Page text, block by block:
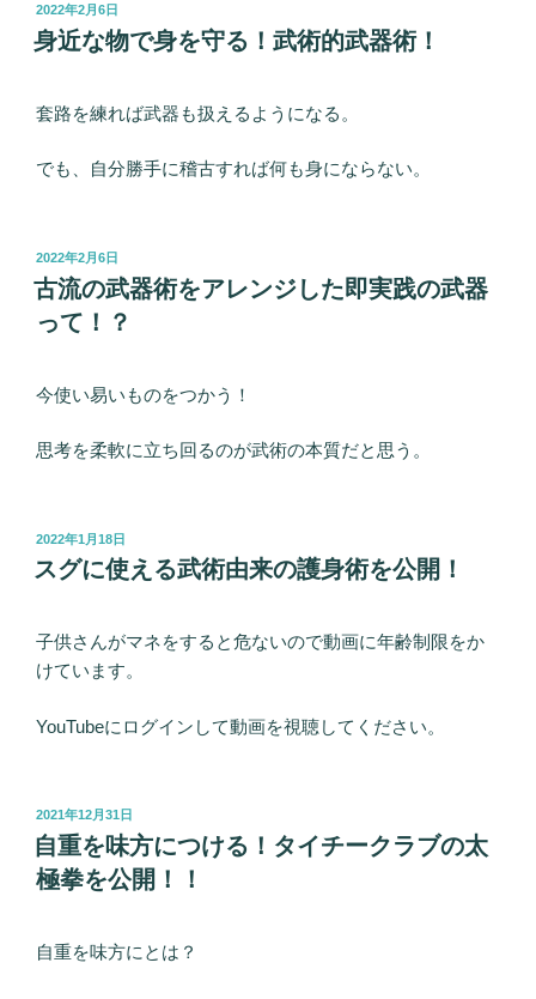
投
稿
日:
2022年2月6日
身近な物で身を守る！武術的武器術！
套路を練れば武器も扱えるようになる。
でも、自分勝手に稽古すれば何も身にならない。
投
稿
日:
2022年2月6日
古流の武器術をアレンジした即実践の武器
って！？
今使い易いものをつかう！
思考を柔軟に立ち回るのが武術の本質だと思う。
投
稿
日:
2022年1月18日
スグに使える武術由来の護身術を公開！
子供さんがマネをすると危ないので動画に年齢制限をか
けています。
YouTubeにログインして動画を視聴してください。
投
稿
日:
2021年12月31日
自重を味方につける！タイチークラブの太
極拳を公開！！
自重を味方にとは？